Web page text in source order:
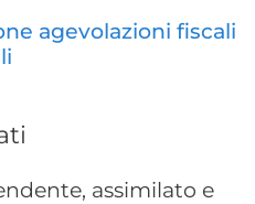
agevolazioni fiscali
assimilato e